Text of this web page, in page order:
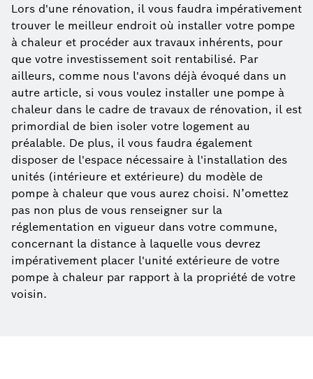
Lors d'une rénovation, il vous faudra impérativement
trouver le meilleur endroit où installer votre pompe
à chaleur et procéder aux travaux inhérents, pour
que votre investissement soit rentabilisé. Par
ailleurs, comme nous l'avons déjà évoqué dans un
autre article, si vous voulez installer une pompe à
chaleur dans le cadre de travaux de rénovation, il est
primordial de bien isoler votre logement au
préalable. De plus, il vous faudra également
disposer de l'espace nécessaire à l'installation des
unités (intérieure et extérieure) du modèle de
pompe à chaleur que vous aurez choisi. N’omettez
pas non plus de vous renseigner sur la
réglementation en vigueur dans votre commune,
concernant la distance à laquelle vous devrez
impérativement placer l'unité extérieure de votre
pompe à chaleur par rapport à la propriété de votre
voisin.